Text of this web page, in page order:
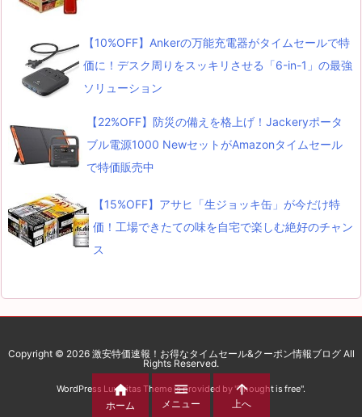
【10%OFF】Ankerの万能充電器がタイムセールで特
価に！デスク周りをスッキリさせる「6-in-1」の最強
ソリューション
【22%OFF】防災の備えを格上げ！Jackeryポータ
ブル電源1000 NewセットがAmazonタイムセール
で特価販売中
【15%OFF】アサヒ「生ジョッキ缶」が今だけ特
価！工場できたての味を自宅で楽しむ絶好のチャン
ス
Copyright © 2026 激安特価速報！お得なタイムセール&クーポン情報ブログAll
Rights Reserved.
WordPress Luxeritas Theme is provided by "Thought is free".

ホーム

メニュー

上へ